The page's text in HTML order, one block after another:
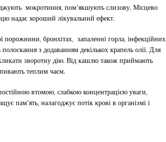
мокротиння, пом’якшують слизову. Місцево
надає хороший лікувальний ефект.
бронхітах, запаленні горла, інфекційних
з додаванням декількох крапель олії. Для
зворотну дію. Від кашлю також приймають
теплим чаєм.
втомою, слабкою концентрацією уваги,
пам’ять, налагоджує потік крові в організмі і